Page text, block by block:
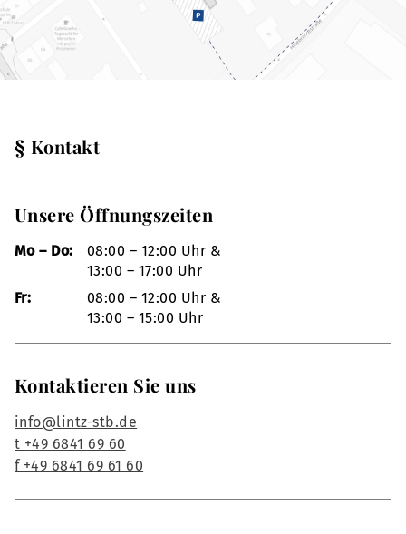
§ Kontakt
Unsere Öffnungszeiten
Mo – Do:
08:00 – 12:00 Uhr &
13:00 – 17:00 Uhr
Fr:
08:00 – 12:00 Uhr &
13:00 – 15:00 Uhr
Kontaktieren Sie uns
info@lintz-stb.de
t +49 6841 69 60
f +49 6841 69 61 60